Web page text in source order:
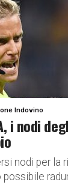
Indovino
i nodi
nodi per la